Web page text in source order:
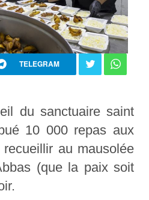
TELEGRAM
du sanctuaire saint
10 000 repas aux
au mausolée
(que la paix soit